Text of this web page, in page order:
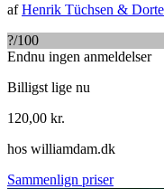
afHenrik Tüchsen &
?/100
Endnu ingen anmeldelser
Billigst lige nu
120,00 kr.
hos williamdam.dk
Sammenlign priser